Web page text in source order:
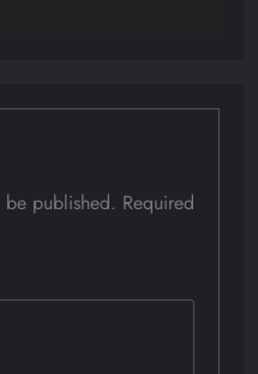
published. Required